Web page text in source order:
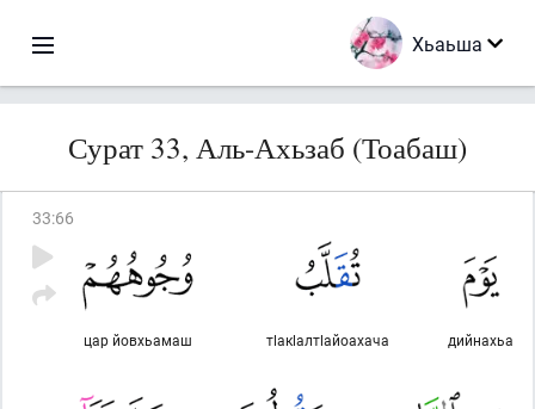
Хьаьша
Сурат 33, Аль-Ахьзаб (Тоабаш)
33:66
дийнахьа
тlакlалтlайоахача
цар йовхьамаш